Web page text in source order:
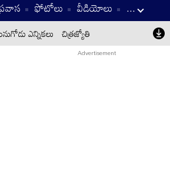
ఫోటోలు వీడియోలు ...
ఎన్నికలు చిత్రజ్యోతి